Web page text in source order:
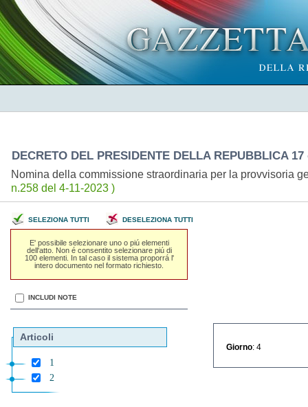
DECRETO DEL PRESIDENTE DELLA REPUBBLICA
Nomina della commissione straordinaria per la provvisoria
n.258 del 4-11-2023 )
SELEZIONA TUTTI DESELEZIONA TUTTI
E' possibile selezionare uno o piú elementi
dell'atto. Non é consentito selezionare piú di
100 elementi. In tal caso il sistema proporrá l'
intero documento nel formato richiesto.
INCLUDI NOTE
Articoli
1
2
Giorno : 4